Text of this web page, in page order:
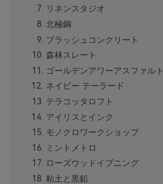
リネンスタジオ
北極鋼
ブラッシュコンクリート
森林スレート
ゴールデンアワーアスファルト
ネイビー テーラード
テラコッタロフト
アイリスとインク
モノクロワークショップ
ミントメトロ
ローズウッドイブニング
粘土と黒鉛